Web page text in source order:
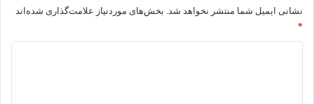
نشانی ایمیل شما منتشر نخواهد شد. بخش‌های موردنیاز علامت‌گذاری شده‌اند
*